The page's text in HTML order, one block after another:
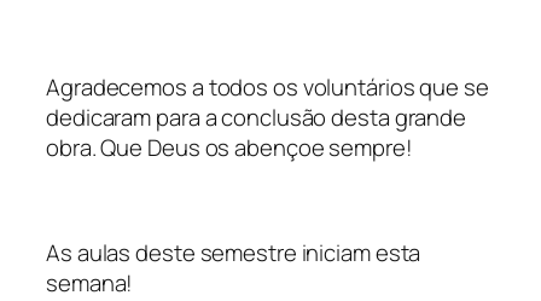
Agradecemos a todos os voluntários que se
dedicaram para a conclusão desta grande
obra. Que Deus os abençoe sempre!
As aulas deste semestre iniciam esta
semana!